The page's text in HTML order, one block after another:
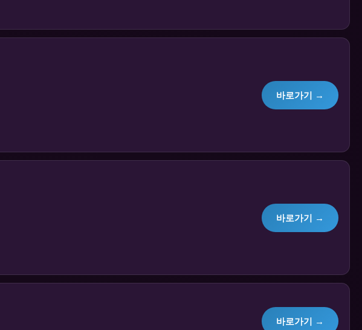
바로가기 →
바로가기 →
바로가기 →